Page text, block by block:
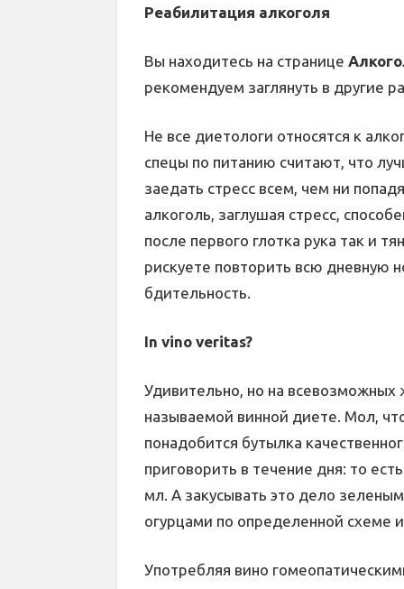
Реабилитация алкоголя
Вы находитесь на странице
рекомендуем заглянуть в другие
Не все диетологи относятся к
спецы по питанию считают, что
заедать стресс всем, чем ни
алкоголь, заглушая стресс,
после первого глотка рука так и
рискуете повторить всю дневную
бдительность.
In vino veritas?
Удивительно, но на всевозможных
называемой винной диете. Мол,
понадобится бутылка
приговорить в течение дня: то
мл. А закусывать это дело
огурцами по определенной схеме
Употребляя вино